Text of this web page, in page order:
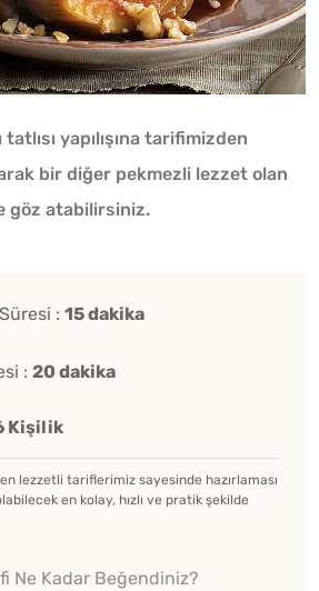
yapılışına tarifimizden
bir diğer pekmezli lezzet olan
göz atabilirsiniz.
: 15 dakika
: 20 dakika
Kişilik
lezzetli tariflerimiz sayesinde hazırlaması
en kolay, hızlı ve pratik şekilde
Ne Kadar Beğendiniz?